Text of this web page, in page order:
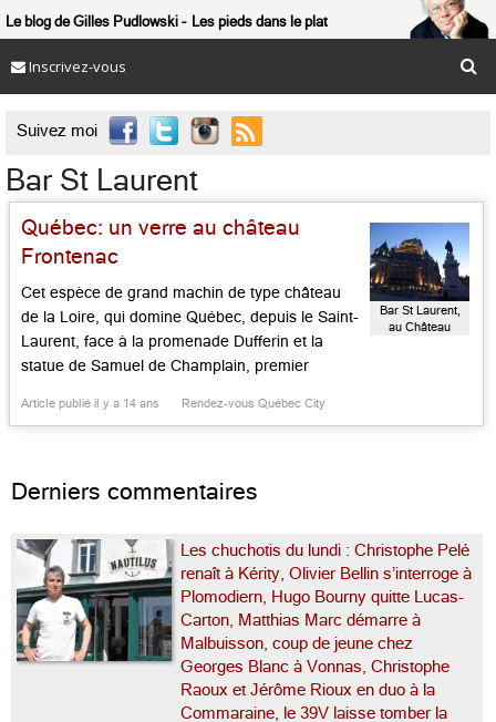
Le blog de Gilles Pudlowski Les pieds dans le plat
Inscrivez-vous
Suivez moi 
Bar St Laurent
Québec: un verre au château
Frontenac
Cet espèce de grand machin de type château
de la Loire, qui domine Québec, depuis le Saint-
Laurent, face à la promenade Dufferin et la
statue de Samuel de Champlain, premier
plus photographié du monde. Ce monument de
Article publié il y a 14 ans Rendez-vous Québec City
Bar St Laurent,
au Château
Derniers commentaires
Les chuchotis du lundi : Christophe Pelé
renaît à Kérity, Olivier Bellin s’interroge à
Plomodiern, Hugo Bourny quitte Lucas-
Carton, Matthias Marc démarre à
Malbuisson, coup de jeune chez
Georges Blanc à Vonnas, Christophe
Raoux et Jérôme Rioux en duo à la
Commaraine, le 39V laisse tomber la